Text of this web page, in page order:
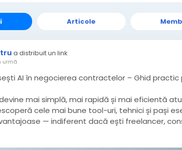
Articole
a distribuit un link
urmă
AI în negocierea contractelor – Ghid
mai simplă, mai rapidă și mai eficientă
cele mai bune tool-uri, tehnici și pași
— indiferent dacă ești freelancer,